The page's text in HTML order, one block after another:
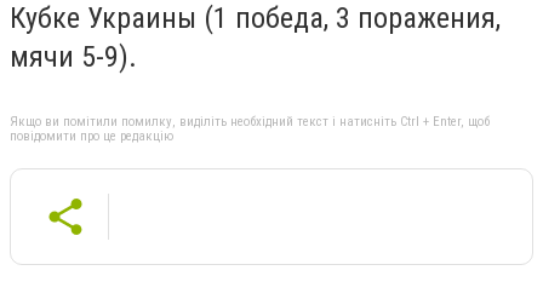
Кубке Украины (1 победа, 3 поражения,
мячи 5-9).
Якщо ви помітили помилку, виділіть необхідний текст і натисніть Ctrl + Enter, щоб
повідомити про це редакцію